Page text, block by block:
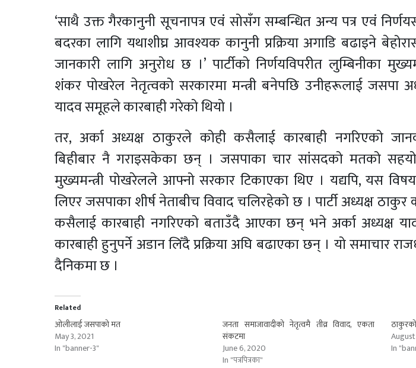
‘साथै उक्त गैरकानुनी सूचनापत्र एवं सोसँग सम्बन्धित अन्य पत्र एवं
बदरका लागि यथाशीघ्र आवश्यक कानुनी प्रक्रिया अगाडि बढाइने
जानकारी लागि अनुरोध छ ।’ पार्टीको निर्णयविपरीत लुम्बिनीका
शंकर पोखरेल नेतृत्वको सरकारमा मन्त्री बनेपछि उनीहरूलाई जसपा
यादव समूहले कारबाही गरेको थियो ।
तर, अर्का अध्यक्ष ठाकुरले कोही कसैलाई कारबाही नगरिएको
बिहीबार नै गराइसकेका छन् । जसपाका चार सांसदको मतको
मुख्यमन्त्री पोखरेलले आफ्नो सरकार टिकाएका थिए । यद्यपि, यस
लिएर जसपाका शीर्ष नेताबीच विवाद चलिरहेको छ । पार्टी अध्यक्ष ठाकुर
कसैलाई कारबाही नगरिएको बताउँदै आएका छन् भने अर्का अध्यक्ष
कारबाही हुनुपर्ने अडान लिँदै प्रक्रिया अघि बढाएका छन् । यो समाचार
दैनिकमा छ ।
Related
ओलीलाई जसपाको मत
May 3, 2021
In "banner-3"
जनता समाजावादीको नेतृत्वमै तीव्र विवाद, एकता
संकटमा
June 6, 2020
In "पत्रपित्रका"
In